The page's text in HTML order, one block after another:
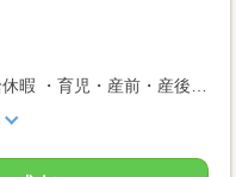
・週休2日(シフト制) ・年次有給休暇 ・育児・産前・産後休暇 ・弔事休暇 ・結婚休暇 ・出産休暇 ・交通遮断休暇 ・感染症休暇 ・罹災休暇 ・私傷病休暇 ・その他社内規定による休暇多数有